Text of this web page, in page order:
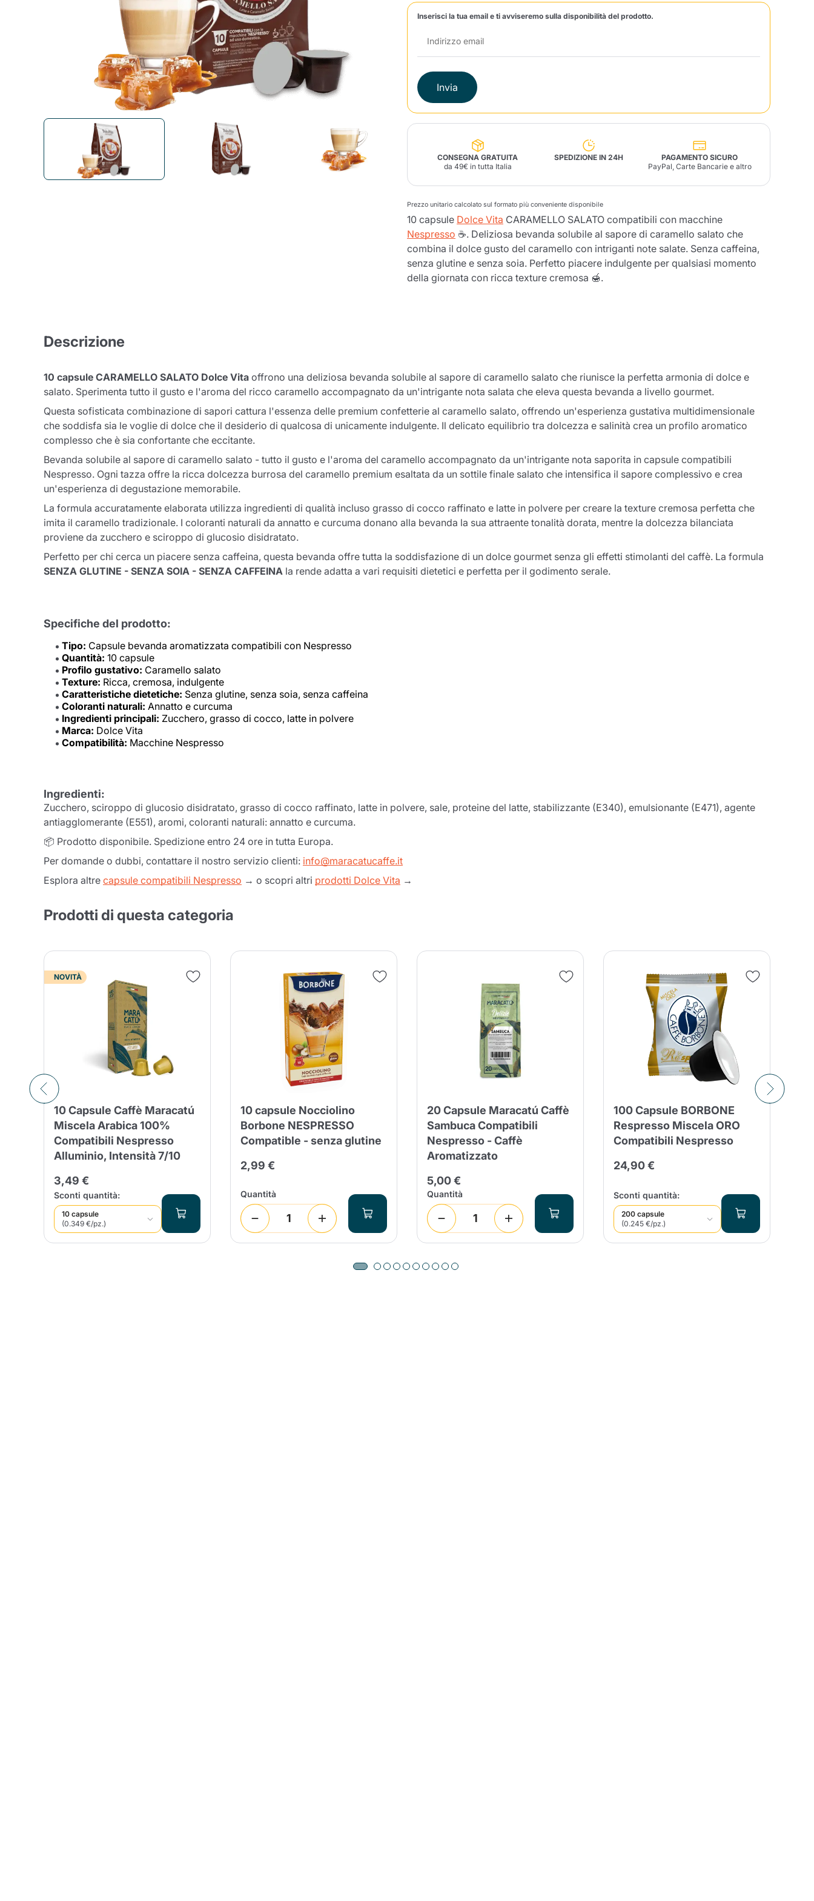
Zito Caffè Caffitaly Pop Caffè Gattopardo
Maxtris
Strega
Alberti
Ringo
Mulino
Uno System Lavazza Firma
Professional
Sandeme Cosmetici Offerte Maracatu Accessori
Panettoni e prodotti
Inserisci la tua email e ti avviseremo sulla disponibilità del prodotto.
Invia
CONSEGNA GRATUITA
da 49€ in tutta Italia
SPEDIZIONE IN 24H
PAGAMENTO SICURO
PayPal, Carte Bancarie e altro
Prezzo unitario calcolato sul formato più conveniente disponibile
10 capsule Dolce Vita CARAMELLO SALATO compatibili con macchine
Nespresso ☕. Deliziosa bevanda solubile al sapore di caramello salato che
combina il dolce gusto del caramello con intriganti note salate. Senza caffeina,
senza glutine e senza soia. Perfetto piacere indulgente per qualsiasi momento
della giornata con ricca texture cremosa 🍯.
Descrizione
10 capsule CARAMELLO SALATO Dolce Vita offrono una deliziosa bevanda solubile al sapore di caramello salato che riunisce la perfetta armonia di dolce e
salato. Sperimenta tutto il gusto e l'aroma del ricco caramello accompagnato da un'intrigante nota salata che eleva questa bevanda a livello gourmet.
Questa sofisticata combinazione di sapori cattura l'essenza delle premium confetterie al caramello salato, offrendo un'esperienza gustativa multidimensionale
che soddisfa sia le voglie di dolce che il desiderio di qualcosa di unicamente indulgente. Il delicato equilibrio tra dolcezza e salinità crea un profilo aromatico
complesso che è sia confortante che eccitante.
Bevanda solubile al sapore di caramello salato - tutto il gusto e l'aroma del caramello accompagnato da un'intrigante nota saporita in capsule compatibili
Nespresso. Ogni tazza offre la ricca dolcezza burrosa del caramello premium esaltata da un sottile finale salato che intensifica il sapore complessivo e crea
un'esperienza di degustazione memorabile.
La formula accuratamente elaborata utilizza ingredienti di qualità incluso grasso di cocco raffinato e latte in polvere per creare la texture cremosa perfetta che
imita il caramello tradizionale. I coloranti naturali da annatto e curcuma donano alla bevanda la sua attraente tonalità dorata, mentre la dolcezza bilanciata
proviene da zucchero e sciroppo di glucosio disidratato.
Perfetto per chi cerca un piacere senza caffeina, questa bevanda offre tutta la soddisfazione di un dolce gourmet senza gli effetti stimolanti del caffè. La formula
SENZA GLUTINE - SENZA SOIA - SENZA CAFFEINA la rende adatta a vari requisiti dietetici e perfetta per il godimento serale.
Specifiche del prodotto:
Tipo: Capsule bevanda aromatizzata compatibili con Nespresso
Quantità: 10 capsule
Profilo gustativo: Caramello salato
Texture: Ricca, cremosa, indulgente
Caratteristiche dietetiche: Senza glutine, senza soia, senza caffeina
Coloranti naturali: Annatto e curcuma
Ingredienti principali: Zucchero, grasso di cocco, latte in polvere
Marca: Dolce Vita
Compatibilità: Macchine Nespresso
Ingredienti:
Zucchero, sciroppo di glucosio disidratato, grasso di cocco raffinato, latte in polvere, sale, proteine del latte, stabilizzante (E340), emulsionante (E471), agente
antiagglomerante (E551), aromi, coloranti naturali: annatto e curcuma.
📦 Prodotto disponibile. Spedizione entro 24 ore in tutta Europa.
Per domande o dubbi, contattare il nostro servizio clienti: info@maracatucaffe.it
Esplora altre capsule compatibili Nespresso → o scopri altri prodotti Dolce Vita →
Prodotti di questa categoria
NOVITÀ
10 Capsule Caffè Maracatú
Miscela Arabica 100%
Compatibili Nespresso
Alluminio, Intensità 7/10
3,49 €
Sconti quantità:
10 capsule
(0.349 €/pz.)
10 capsule Nocciolino
Borbone NESPRESSO
Compatible - senza glutine
2,99 €
Quantità
20 Capsule Maracatú Caffè
Sambuca Compatibili
Nespresso - Caffè
Aromatizzato
5,00 €
Quantità
100 Capsule BORBONE
Respresso Miscela ORO
Compatibili Nespresso
24,90 €
Sconti quantità:
200 capsule
(0.245 €/pz.)
Il prodotto è stato aggiunto con
successo al carrello
Continua a fare acquisti
Continua a fare acquisti Aggiungi la quantità minima consentita
Continua a fare acquisti